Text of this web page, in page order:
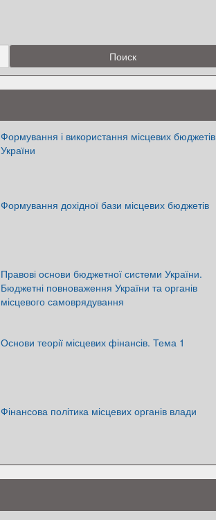
Формування і використання місцевих бюджетів
України
Формування дохідної бази місцевих бюджетів
Правові основи бюджетної системи України.
Бюджетні повноваження України та органів
місцевого самоврядування
Основи теорії місцевих фінансів. Тема 1
Фінансова політика місцевих органів влади